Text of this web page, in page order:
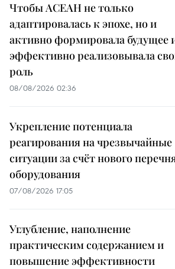
Чтобы АСЕАН не только
адаптировалась к эпохе, но и
активно формировала будущее
эффективно реализовывала
роль
08/08/2026 02:36
Укрепление потенциала
реагирования на чрезвычайные
ситуации за счёт нового
оборудования
07/08/2026 17:05
Углубление, наполнение
практическим содержанием и
повышение эффективности